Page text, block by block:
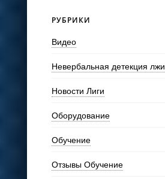
РУБРИКИ
Видео
Невербальная детекция лжи
Новости Лиги
Оборудование
Обучение
Отзывы Обучение